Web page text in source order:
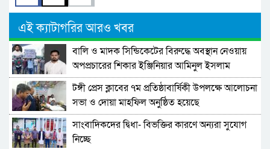
এই ক্যাটাগরির আরও খবর
বালি ও মাদক সিন্ডিকেটের বিরুদ্ধে অবস্থান নেওয়ায়
অপপ্রচারের শিকার ইঞ্জিনিয়ার আমিনুল ইসলাম
ডালিমের অভিযোগ
টঙ্গী প্রেস ক্লাবের ৭ম প্রতিষ্ঠাবার্ষিকী উপলক্ষে আলোচনা
সভা ও দোয়া মাহফিল অনুষ্ঠিত হয়েছে
সাংবাদিকদের দ্বিধা- বিভক্তির কারণে অন্যরা সুযোগ
নিচ্ছে